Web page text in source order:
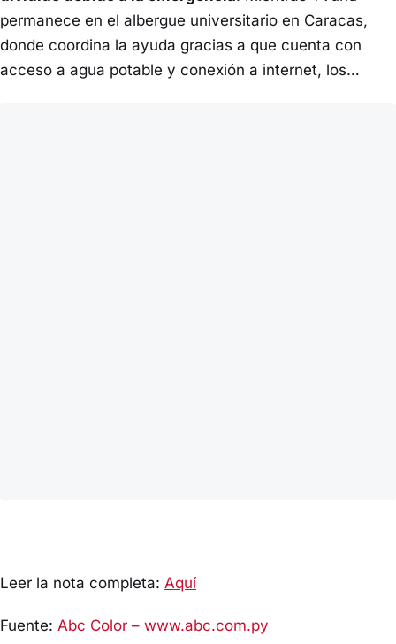
permanece en el albergue universitario en Caracas,
donde coordina la ayuda gracias a que cuenta con
acceso a agua potable y conexión a internet, los…
Leer la nota completa: Aquí
Fuente: Abc Color – www.abc.com.py